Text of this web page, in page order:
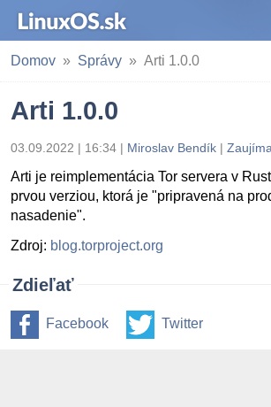
Domov Správy Arti 1.0.0
Arti 1.0.0
03.09.2022 | 16:34 | Miroslav Bendík |
Arti je reimplementácia Tor servera v
prvou verziou, ktorá je "pripravená na
nasadenie".
Zdroj: blog.torproject.org
Zdieľať
Facebook Twitter